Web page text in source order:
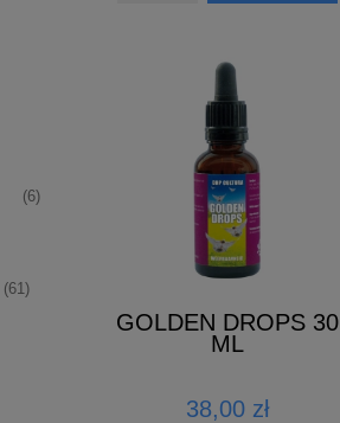
(6)
(61)
GOLDEN DROPS 30
ML
38,00 zł